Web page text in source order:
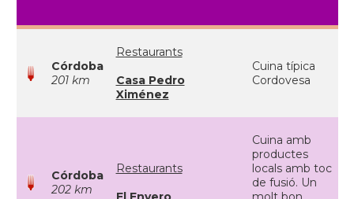
Córdoba
201 km
Restaurants
Casa Pedro
Ximénez
Cuina típica
Cordovesa
Córdoba
202 km
Restaurants
Cuina amb
productes
locals amb toc
de fusió. Un